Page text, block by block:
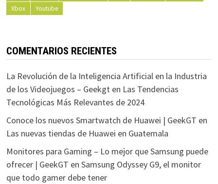
Xbox
Youtube
COMENTARIOS RECIENTES
La Revolución de la Inteligencia Artificial en la Industria
de los Videojuegos – Geekgten Las Tendencias
Tecnológicas Más Relevantes de 2024
Conoce los nuevos Smartwatch de Huawei | GeekGT en
Las nuevas tiendas de Huawei en Guatemala
Monitores para Gaming – Lo mejor que Samsung puede
ofrecer | GeekGT en Samsung Odyssey G9, el monitor
que todo gamer debe tener